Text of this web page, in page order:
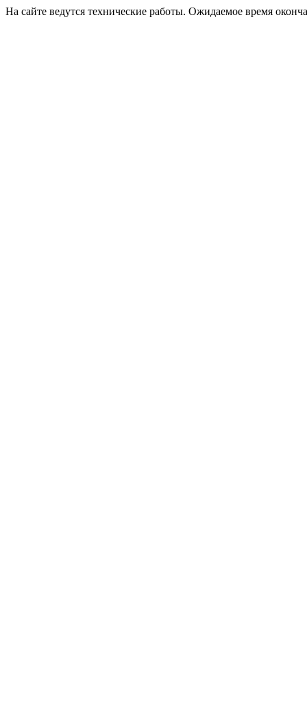
На сайте ведутся технические работы. Ожидаемое время